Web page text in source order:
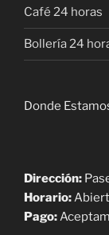
Café 24 horas
Bollería 24
Donde
Dirección:
Horario:
Pago: